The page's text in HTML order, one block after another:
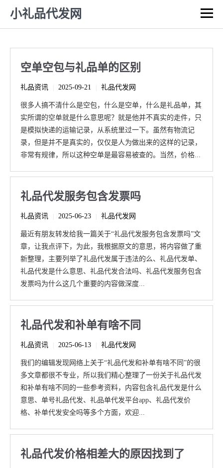
小礼品代发网
空单空包与礼品单的区别
礼品资讯 2025-09-21 礼品代发网
很多人搞不清什么是空包，什么是空单，什么是礼品单，其
实所谓的空单就是什么意思呢？就是他并不真实的走件，只
是模拟快递的运输记录，从系统里过一下。虽然有物流记
录，但是并不是真实的，仅仅是人为做出来的这样的记录，
非常有规律，所以这种空单是最容易被查的。当然，价格...
礼品代发服务包含发票吗
礼品资讯 2025-06-23 礼品代发网
最近有朋友转发给我一篇关于“礼品代发服务包含发票吗”文
章，让我点评下，为此，我根据原文的意思，将内容做了重
新整理，主要列举了礼品代发属于违法的么、礼品代发单、
礼品代发是什么意思、礼品代发合法吗、礼品代发服务包含
发票吗为什么这几个重要的内容做深度...
礼品代发和补单有啥不同
礼品资讯 2025-06-13 礼品代发网
我们的编辑发现网络上关于“礼品代发和补单有啥不同”的很
多文章都很不专业，所以我们精心整理了一份关于礼品代发
和补单有啥不同的一些参考资料，内容包含礼品代发是什么
意思、单号礼品代发、礼品单代发平台app、礼品代发价
格、补单代发安全吗等多个方面，欢迎...
礼品代发价格相差大的原因找到了